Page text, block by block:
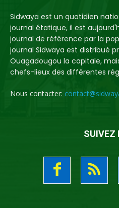
Sidwaya est un quotidien
journal étatique, il est
journal de référence par la
journal Sidwaya est distribué
Ouagadougou la capitale,
chefs-lieux des différentes
Nous contacter:
SUIVEZ